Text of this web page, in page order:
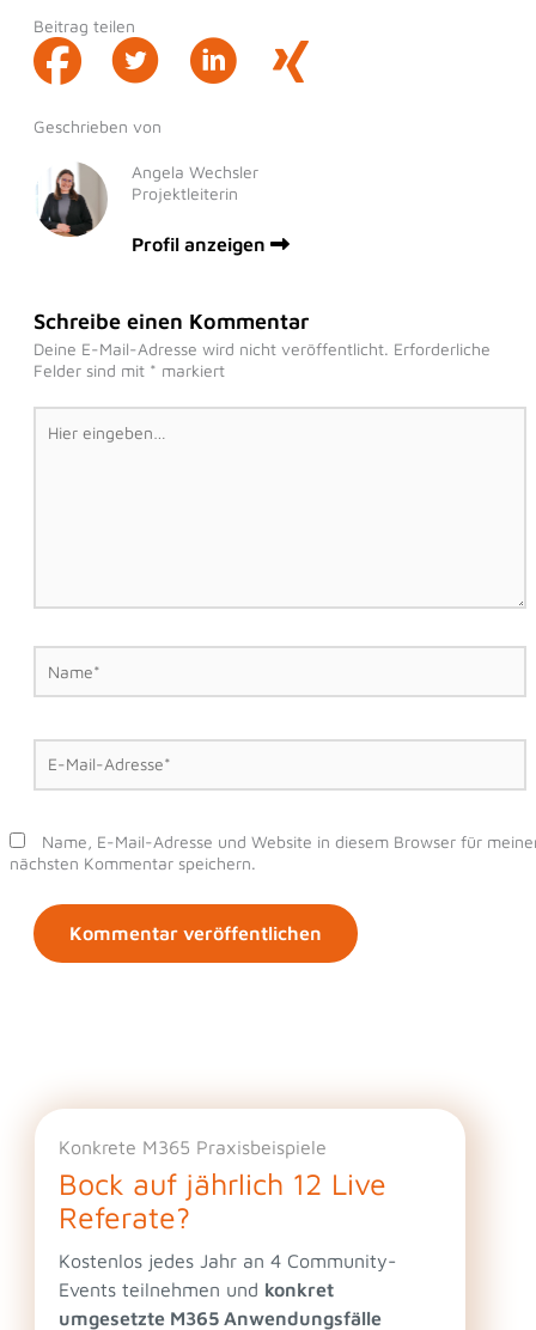
Beitrag teilen
Geschrieben von
Angela Wechsler
Projektleiterin
Profil anzeigen
Schreibe einen Kommentar
Deine E-Mail-Adresse wird nicht veröffentlicht. Erforderliche
Felder sind mit * markiert
eingeben…
E-
Mail-
Adresse*
Name, E-Mail-Adresse und Website in diesem Browser für
nächsten Kommentar speichern.
Konkrete M365 Praxisbeispiele
Bock auf jährlich 12 Live
Referate?
Kostenlos jedes Jahr an 4 Community-
Events teilnehmen und konkret
umgesetzte M365 Anwendungsfälle